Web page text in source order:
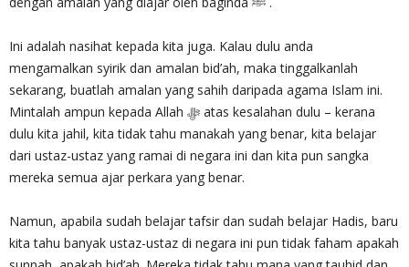
Ini adalah nasihat kepada kita juga. Kalau dulu anda
mengamalkan syirik dan amalan bid’ah, maka tinggalkanlah
sekarang, buatlah amalan yang sahih daripada agama Islam ini.
Mintalah ampun kepada Allah ﷻ atas kesalahan dulu – kerana
dulu kita jahil, kita tidak tahu manakah yang benar, kita belajar
dari ustaz-ustaz yang ramai di negara ini dan kita pun sangka
mereka semua ajar perkara yang benar.
Namun, apabila sudah belajar tafsir dan sudah belajar Hadis, baru
kita tahu banyak ustaz-ustaz di negara ini pun tidak faham apakah